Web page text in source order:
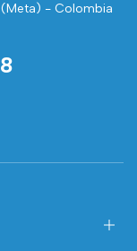
(Meta) - Colombia